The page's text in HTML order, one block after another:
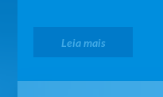
Leia mais